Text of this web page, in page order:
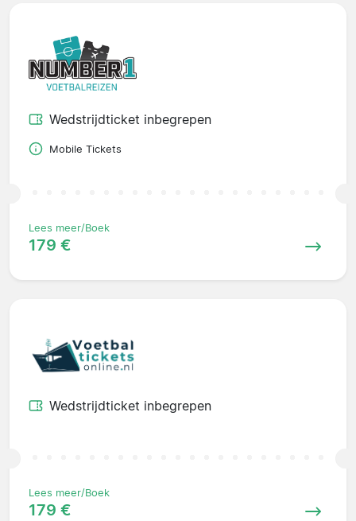
Wedstrijdticket inbegrepen
Mobile Tickets
Lees meer/Boek
179 €
Wedstrijdticket inbegrepen
Lees meer/Boek
179 €